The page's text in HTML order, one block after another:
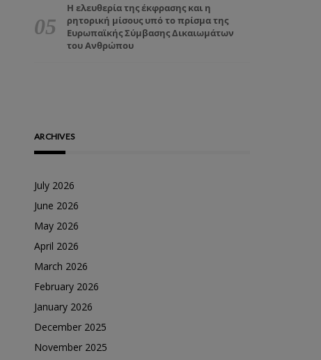
Η ελευθερία της έκφρασης και η
ρητορική μίσους υπό το πρίσμα της
Ευρωπαϊκής Σύμβασης Δικαιωμάτων
του Ανθρώπου
ARCHIVES
July 2026
June 2026
May 2026
April 2026
March 2026
February 2026
January 2026
December 2025
November 2025